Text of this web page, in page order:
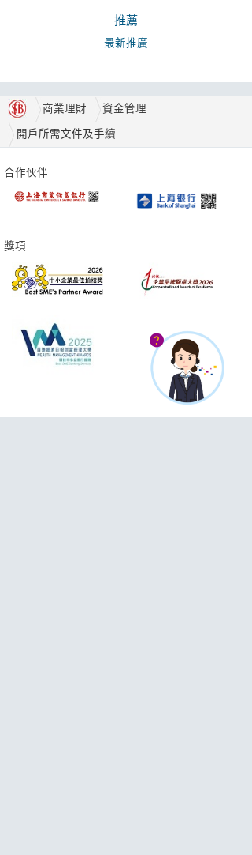
推薦
最新推廣
商業理財 資金管理
開戶所需文件及手續
合作伙伴
獎項